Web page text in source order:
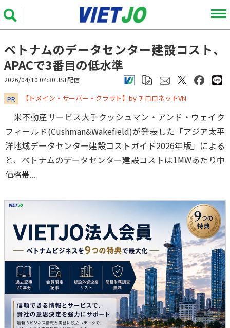
ベトナムのデータセンター建設コスト、
APACで3番目の低水準
2026/04/10 04:30 JST配信
PR ​​​​​​​【ドメイン・サーバー・クラウド】by チロロネットVN
米不動産サービス大手クッシュマン・アンド・ウェイク
フィールド(Cushman&Wakefield)が発表した「アジア太平
洋地域データセンター建設コストガイド2026年版」による
と、ベトナムのデータセンター建設コストは1MWあたり中
価格帯...